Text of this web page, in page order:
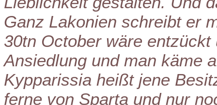
Ganz Lakonien schreibt er
30tn October wäre
Ansiedlung und man käme
Kypparissia heißt jene
ferne von Sparta und nur